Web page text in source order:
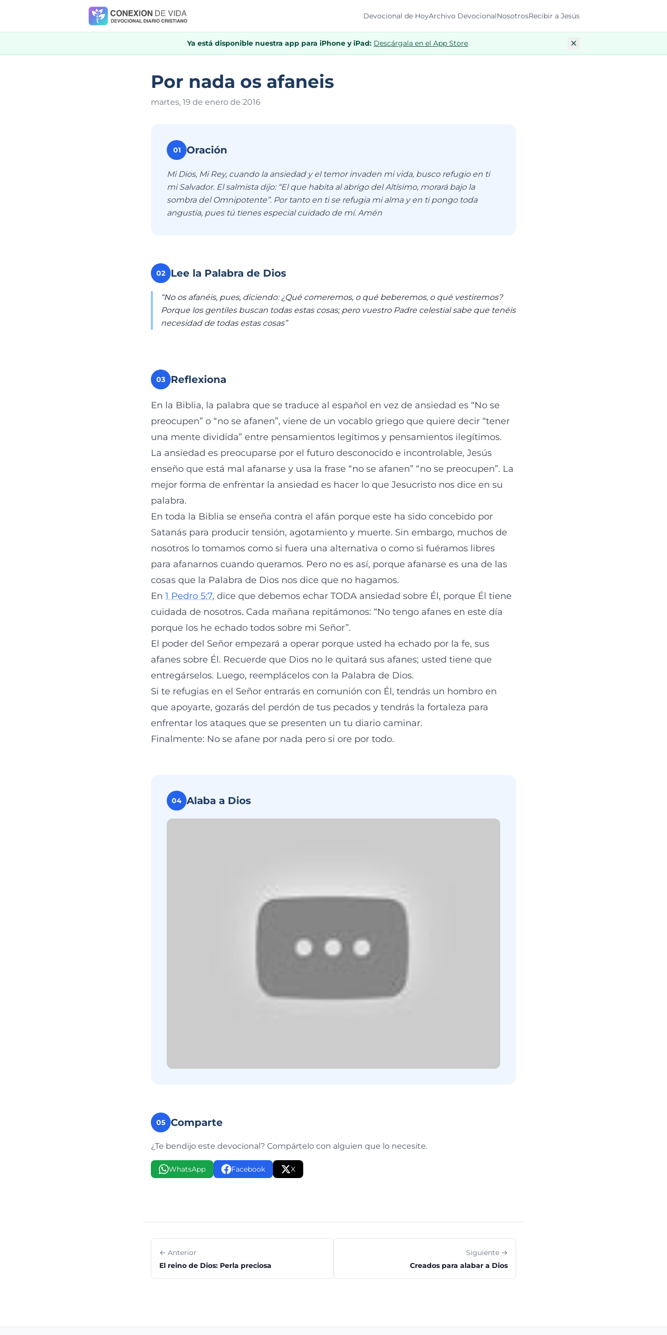
Devocional de HoyArchivo DevocionalNosotrosRecibir a Jesús
Ya está disponible nuestra app para iPhone y iPad: Descárgala en el App Store
Por nada os afaneis
martes, 19 de enero de 2016
01 Oración
Mi Dios, Mi Rey, cuando la ansiedad y el temor invaden mi vida, busco refugio en ti
mi Salvador. El salmista dijo: “El que habita al abrigo del Altísimo, morará bajo la
sombra del Omnipotente”. Por tanto en ti se refugia mi alma y en ti pongo toda
angustia, pues tú tienes especial cuidado de mí. Amén
02 Lee la Palabra de Dios
“No os afanéis, pues, diciendo: ¿Qué comeremos, o qué beberemos, o qué vestiremos?
Porque los gentiles buscan todas estas cosas; pero vuestro Padre celestial sabe que tenéis
necesidad de todas estas cosas”
03 Reflexiona
En la Biblia, la palabra que se traduce al español en vez de ansiedad es “No se
preocupen” o “no se afanen”, viene de un vocablo griego que quiere decir “tener
una mente dividida” entre pensamientos legítimos y pensamientos ilegítimos.
La ansiedad es preocuparse por el futuro desconocido e incontrolable, Jesús
enseño que está mal afanarse y usa la frase “no se afanen” “no se preocupen”. La
mejor forma de enfrentar la ansiedad es hacer lo que Jesucristo nos dice en su
palabra.
En toda la Biblia se enseña contra el afán porque este ha sido concebido por
Satanás para producir tensión, agotamiento y muerte. Sin embargo, muchos de
nosotros lo tomamos como si fuera una alternativa o como si fuéramos libres
para afanarnos cuando queramos. Pero no es así, porque afanarse es una de las
cosas que la Palabra de Dios nos dice que no hagamos.
En 1 Pedro 5:7, dice que debemos echar TODA ansiedad sobre Él, porque Él tiene
cuidada de nosotros. Cada mañana repitámonos: “No tengo afanes en este día
porque los he echado todos sobre mi Señor”.
El poder del Señor empezará a operar porque usted ha echado por la fe, sus
afanes sobre Él. Recuerde que Dios no le quitará sus afanes; usted tiene que
entregárselos. Luego, reemplácelos con la Palabra de Dios.
Si te refugias en el Señor entrarás en comunión con Él, tendrás un hombro en
que apoyarte, gozarás del perdón de tus pecados y tendrás la fortaleza para
enfrentar los ataques que se presenten un tu diario caminar.
Finalmente: No se afane por nada pero si ore por todo.
04 Alaba a Dios
05 Comparte
¿Te bendijo este devocional? Compártelo con alguien que lo necesite.
WhatsApp Facebook X
← Anterior
El reino de Dios: Perla preciosa
Siguiente →
Creados para alabar a Dios